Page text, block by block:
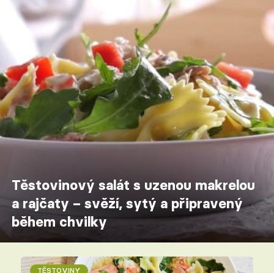
Těstovinový salát s uzenou makrelou
a rajčaty – svěží, sytý a připravený
během chvilky
TĚSTOVINY